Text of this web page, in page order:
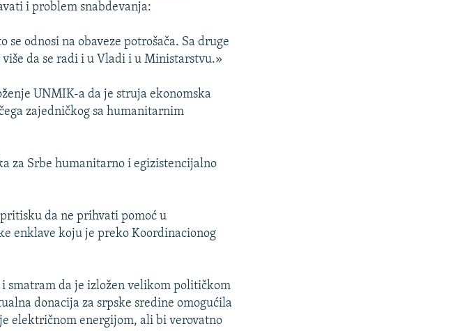
i problem snabdevanja:
odnosi na obaveze potrošača. Sa druge
da se radi i u Vladi i u Ministarstvu.»
UNMIK-a da je struja ekonomska
zajedničkog sa humanitarnim
za Srbe humanitarno i egizistencijalno
da ne prihvati pomoć u
enklave koju je preko Koordinacionog
smatram da je izložen velikom političkom
donacija za srpske sredine omogućila
električnom energijom, ali bi verovatno